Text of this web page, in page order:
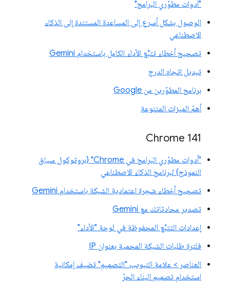
"أدوات مطوّري البرامج"
الوصول بشكل أسرع إلى المساعدة المستندة إلى الذكاء
الاصطناعي
تصحيح أخطاء تتبُّع الأداء الكامل باستخدام Gemini
تبديل اتجاه الدرج
برنامج المطوّرين من Google
أهمّ الميزات المتنوعة
‫Chrome 141
"أدوات مطوّري البرامج في Chrome" (بروتوكول سياق
النموذج) لبرنامج الذكاء الاصطناعي
تصحيح أخطاء شجرة اعتمادية الشبكة باستخدام Gemini
تصدير محادثاتك مع Gemini
إعدادات التتبُّع المحفوظة في لوحة "الأداء"
فلترة طلبات الشبكة المحمية بعنوان IP
العناصر > علامة التبويب "التصميم" تضيف إمكانية
استخدام تصميم البناء الحرّ